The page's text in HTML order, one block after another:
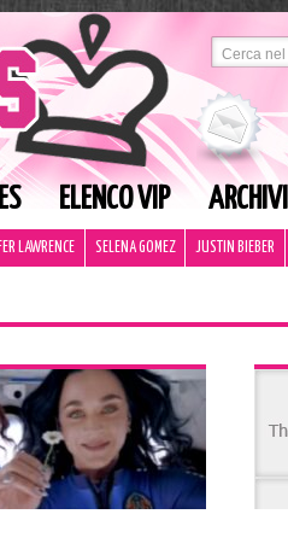
ELENCO VIP
LAWRENCE SELENA GOMEZ JUSTIN BIEBER